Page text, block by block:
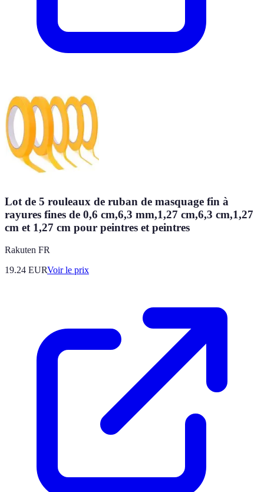
Lot de 5 rouleaux de ruban de masquage fin à
rayures fines de 0,6 cm,6,3 mm,1,27 cm,6,3 cm,1,27
cm et 1,27 cm pour peintres et peintres
Rakuten FR
19.24 EURVoir le prix